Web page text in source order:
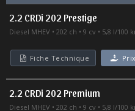
2.2 CRDi 202 Prestige
Diesel MHEV 202 ch 9 cv 5,8 l/100
Fiche Technique
2.2 CRDi 202 Premium
Diesel MHEV 202 ch 9 cv 5,8 l/100